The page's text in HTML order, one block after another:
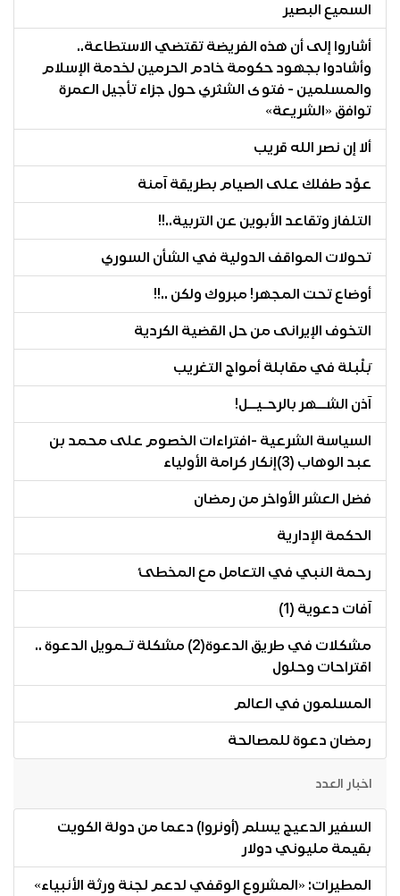
السميع البصير
أشاروا إلى أن هذه الفريضة تقتضي الاستطاعة..
وأشادوا بجهود حكومة خادم الحرمين لخدمة الإسلام
والمسلمين - فتوى الشثري حول جزاء تأجيل العمرة
توافق «الشريعة»
ألا إن نصر الله قريب
عوِّد طفلك على الصيام بطريقة آمنة
التلفاز وتقاعد الأبوين عن التربية..!!
تحولات المواقف الدولية في الشأن السوري
أوضاع تحت المجهر! مبروك ولكن ..!!
التخوف الإيرانى من حل القضية الكردية
بَلْبلة في مقابلة أمواج التغريب
آذن الشــهر بالرحـيــل!
السياسة الشرعية -افتراءات الخصوم على محمد بن
عبد الوهاب (3)إنكار كرامة الأولياء
فضل العشر الأواخر من رمضان
الحكمة الإدارية
رحمة النبي في التعامل مع المخطئ
آفات دعوية (1)
مشكلات في طريق الدعوة(2) مشكلة تـمويل الدعوة ..
اقتراحات وحلول
المسلمون في العالم
رمضان دعوة للمصالحة
اخبار العدد
السفير الدعيج يسلم (أونروا) دعما من دولة الكويت
بقيمة مليوني دولار
المطيرات: «المشروع الوقفي لدعم لجنة ورثة الأنبياء»